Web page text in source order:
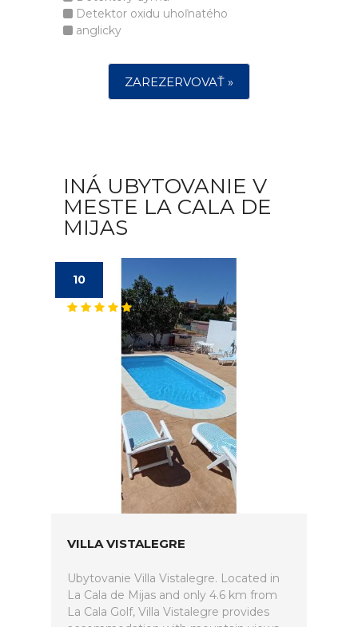
Detektor oxidu uhoľnatého
anglicky
ZAREZERVOVAŤ »
INÁ UBYTOVANIE V
MESTE LA CALA DE
MIJAS
10
VILLA VISTALEGRE
Ubytovanie Villa Vistalegre. Located in
La Cala de Mijas and only 4.6 km from
La Cala Golf, Villa Vistalegre provides